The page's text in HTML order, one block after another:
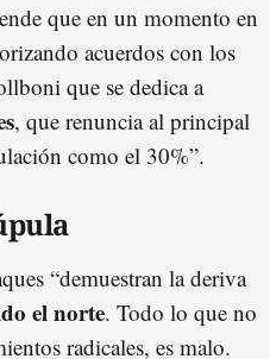
que en un momento en
acuerdos con los
que se dedica a
, que renuncia al principal
como el 30%”.
“demuestran la deriva
el norte. Todo lo que no
radicales, es malo.